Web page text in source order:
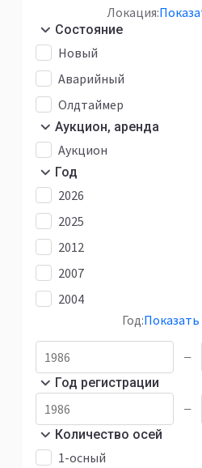
Локация:
Состояние
Новый
Аварийный
Олдтаймер
Аукцион, аренда
Аукцион
Год
2026
2025
2012
2007
2004
Год:
—
Год регистрации
—
Количество осей
1-осный